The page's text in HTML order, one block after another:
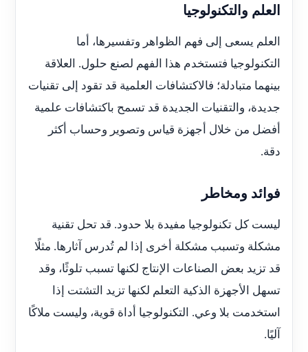
العلم والتكنولوجيا
العلم يسعى إلى فهم الظواهر وتفسيرها، أما
التكنولوجيا فتستخدم هذا الفهم لصنع حلول. العلاقة
بينهما متبادلة؛ فالاكتشافات العلمية قد تقود إلى تقنيات
جديدة، والتقنيات الجديدة قد تسمح باكتشافات علمية
أفضل من خلال أجهزة قياس وتصوير وحساب أكثر
دقة.
فوائد ومخاطر
ليست كل تكنولوجيا مفيدة بلا حدود. قد تحل تقنية
مشكلة وتسبب مشكلة أخرى إذا لم تُدرس آثارها. مثلًا
قد تزيد بعض الصناعات الإنتاج لكنها تسبب تلوثًا، وقد
تسهل الأجهزة الذكية التعلم لكنها تزيد التشتت إذا
استخدمت بلا وعي. التكنولوجيا أداة قوية، وليست ملاكًا
آليًا.